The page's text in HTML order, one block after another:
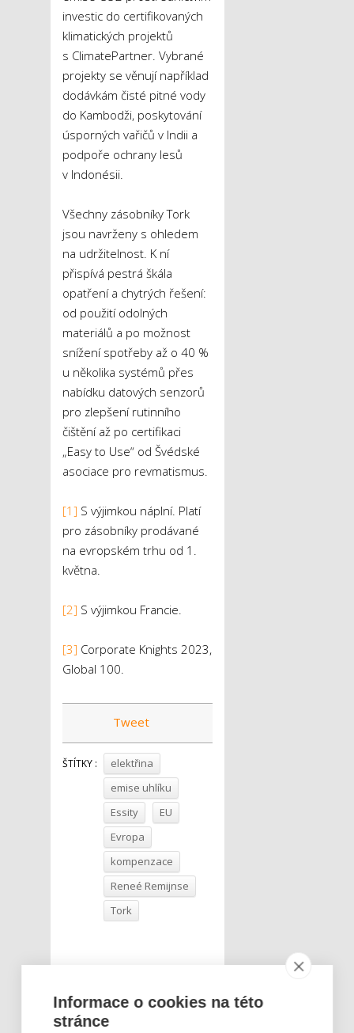
investic do certifikovaných
klimatických projektů
s ClimatePartner. Vybrané
projekty se věnují například
dodávkám čisté pitné vody
do Kambodži, poskytování
úsporných vařičů v Indii a
podpoře ochrany lesů
v Indonésii.
Všechny zásobníky Tork
jsou navrženy s ohledem
na udržitelnost. K ní
přispívá pestrá škála
opatření a chytrých řešení:
od použití odolných
materiálů a po možnost
snížení spotřeby až o 40 %
u několika systémů přes
nabídku datových senzorů
pro zlepšení rutinního
čištění až po certifikaci
„Easy to Use“ od Švédské
asociace pro revmatismus.
[1] S výjimkou náplní. Platí
pro zásobníky prodávané
na evropském trhu od 1.
května.
[2] S výjimkou Francie.
[3] Corporate Knights 2023,
Global 100.
Tweet
ŠTÍTKY :
elektřina
emise uhlíku
Essity
EU
Evropa
kompenzace
Reneé Remijnse
Tork
Informace o cookies na této
stránce